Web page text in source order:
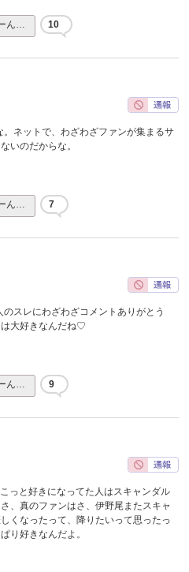
ん… 10
ネットで、わざわざファンが集まるサ
いのだからな。
ん… 7
スレにわざわざコメントありがとう
大好きなんだね♡
ん… 9
っと好きになってた人はスキャンダル
、真のファンはさ、伊野尾またスキャ
くなったって、降りたいって思ったっ
り好きなんだよ。